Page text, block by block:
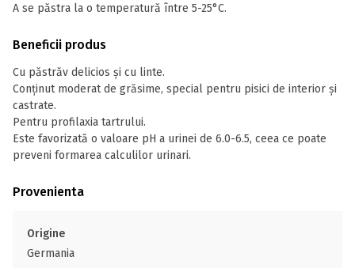
A se păstra la o temperatură între 5-25°C.
Beneficii produs
Cu păstrăv delicios și cu linte.
Conținut moderat de grăsime, special pentru pisici de interior și
castrate.
Pentru profilaxia tartrului.
Este favorizată o valoare pH a urinei de 6.0-6.5, ceea ce poate
preveni formarea calculilor urinari.
Provenienta
Origine
Germania